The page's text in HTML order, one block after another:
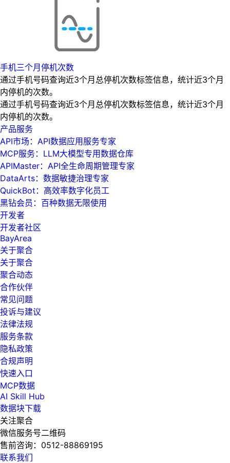
手机三个月停机次数
通过手机号码查询近3个月总停机次数标签信息，统计近3个月
内停机的次数。
通过手机号码查询近3个月总停机次数标签信息，统计近3个月
内停机的次数。
产品服务
API市场：API数据应用服务专家
MCP服务：LLM大模型专用数据仓库
APIMaster：API全生命周期管理专家
DataArts：数据敏捷治理专家
QuickBot：高效率数字化员工
黑钻会员：百种数据无限使用
开发者
开发者社区
BayArea
关于聚合
关于聚合
聚合动态
合作伙伴
常见问题
投诉与建议
法律法规
服务条款
隐私政策
合规声明
快速入口
MCP数据
AI Skill Hub
数据块下载
关注聚合
微信服务号二维码
售前咨询： 0512-88869195
联系我们